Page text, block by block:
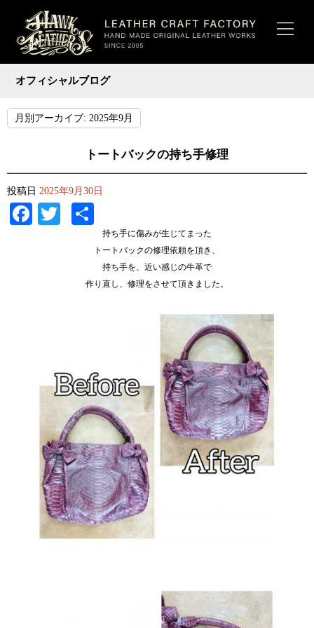
オフィシャルブログ
月別アーカイブ: 2025年9月
トートバックの持ち手修理
投稿日 2025年9月30日
Facebook
Twitter
有
持ち手に傷みが生じてまった
トートバックの修理依頼を頂き、
持ち手を、近い感じの牛革で
作り直し、修理をさせて頂きました。